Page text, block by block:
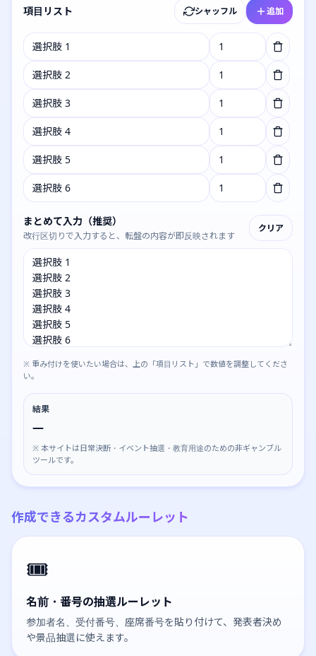
項目リスト シャッフル 追加
まとめて入力（推奨）
改行区切りで入力すると、転盤の内容が即反映されます
クリア
※ 重み付けを使いたい場合は、上の「項目リスト」で数値を調整してくださ
い。
結果
—
※ 本サイトは日常決断・イベント抽選・教育用途のための非ギャンブル
ツールです。
作成できるカスタムルーレット
🎟️
名前・番号の抽選ルーレット
参加者名、受付番号、座席番号を貼り付けて、発表者決め
や景品抽選に使えます。